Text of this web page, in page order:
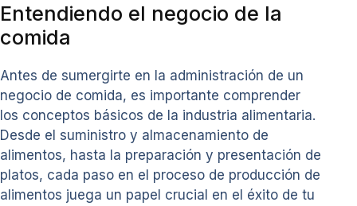
Entendiendo el negocio de la
comida
Antes de sumergirte en la administración de un
negocio de comida, es importante comprender
los conceptos básicos de la industria alimentaria.
Desde el suministro y almacenamiento de
alimentos, hasta la preparación y presentación de
platos, cada paso en el proceso de producción de
alimentos juega un papel crucial en el éxito de tu